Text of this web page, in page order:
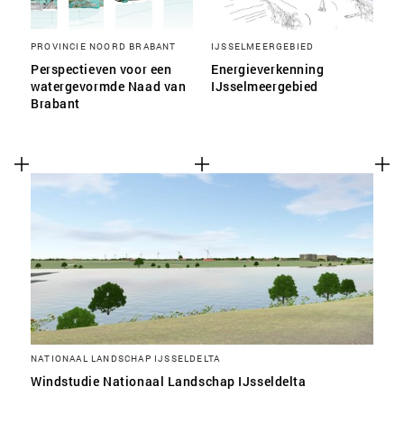
PROVINCIE NOORD BRABANT
Perspectieven voor een
watergevormde Naad van
Brabant
IJSSELMEERGEBIED
Energieverkenning
IJsselmeergebied
NATIONAAL LANDSCHAP IJSSELDELTA
Windstudie Nationaal Landschap IJsseldelta